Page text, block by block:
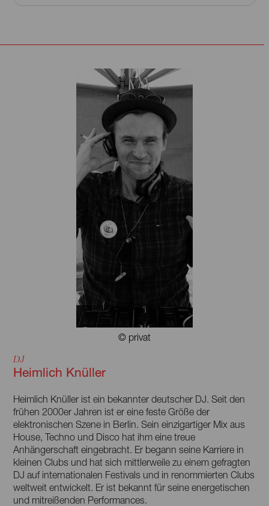
Lettischen Rundfunkchor und dem Indie-Künstler Shipsea.
Er trat in zahlreichen Radio- und Fernsehsendungen auf,
schrieb Filmmusik, trat mit verschiedenen Crossover-
Kunstprojekten (Theater, Tanz) auf und gab mit
verschiedenen Ensembles Konzerte in Ländern wie China,
Tansania, Griechenland, den Niederlanden, Frankreich,
Belgien, Österreich, Schweden, Norwegen, der Schweiz,
Spanien, Liechtenstein, der Tschechischen Republik,
Deutschland, Dänemark, Polen, den USA und den
baltischen Staaten.
Zu den verschiedenen Auszeichnungen gehören der Grand
Music Award of Latvia 2023 (Konzert des Jahres), der
National Movie Award of Latvia 2024 (Komponist des
Jahres), Jazz Record of the Year in Latvia 2019, Jazz
Hoeilaart (B Jazz), Getxo Jazz, Almeria Jazz Prize
und »Yamaha Drum Day«.
Ivars Arutjunjans ist Absolvent des Rhythmic Music
Conservatory in Kopenhagen und Empfänger des
Stipendiums, das ihm 2014 vom dänischen Kulturminister
für seine Leistungen während seines Aufenthalts in
Dänemark verliehen wurde. Er lebte in Kopenhagen und
verschiedenen Künstlern, Bands und Projekten auftritt und
tourt.
© privat
DJ
Heimlich Knüller
Heimlich Knüller ist ein bekannter deutscher DJ. Seit den
frühen 2000er Jahren ist er eine feste Größe der
elektronischen Szene in Berlin. Sein einzigartiger Mix aus
House, Techno und Disco hat ihm eine treue
Anhängerschaft eingebracht. Er begann seine Karriere in
kleinen Clubs und hat sich mittlerweile zu einem gefragten
DJ auf internationalen Festivals und in renommierten Clubs
weltweit entwickelt. Er ist bekannt für seine energetischen
und mitreißenden Performances.